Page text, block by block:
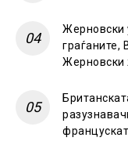
Жерновски
Жерновски